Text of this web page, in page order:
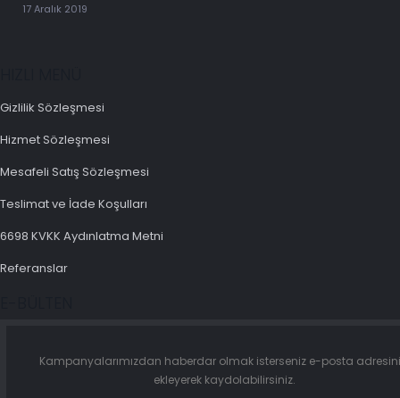
17 Aralık 2019
Gizlilik Sözleşmesi
Hizmet Sözleşmesi
Mesafeli Satış Sözleşmesi
Teslimat ve İade Koşulları
6698 KVKK Aydınlatma Metni
Referanslar
Kampanyalarımızdan haberdar olmak isterseniz e-posta
ekleyerek kaydolabilirsiniz.